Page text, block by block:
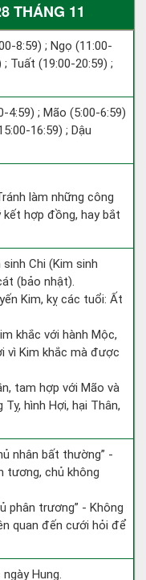
THÁNG 11
8:59) ; Ngọ (11:00-
; Tuất (19:00-20:59) ;
4:59) ; Mão (5:00-6:59)
16:59) ; Dậu
làm những công
kết hợp đồng, hay bắt
Chi (Kim sinh
(bảo nhật).
Kim, kỵ các tuổi: Ất
khắc với hành Mộc,
vì Kim khắc mà được
tam hợp với Mão và
hình Hợi, hại Thân,
nhân bất thường” -
tương, chủ không
phân trương” - Không
quan đến cưới hỏi để
Hung.